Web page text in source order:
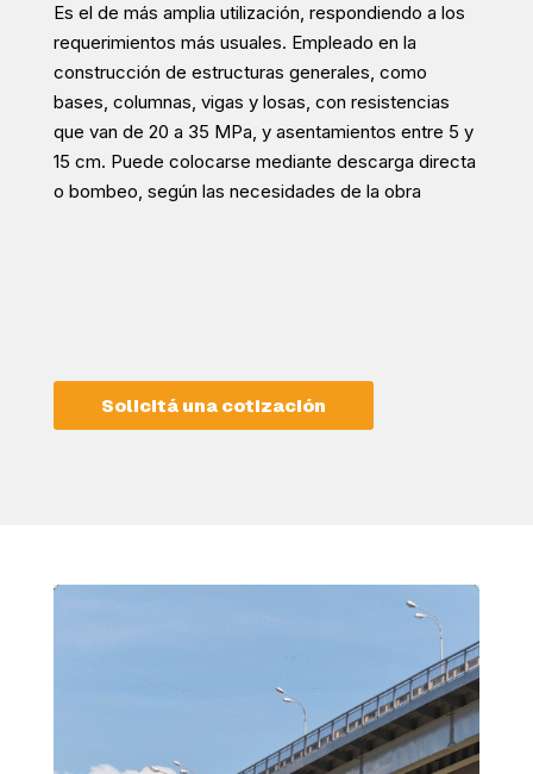
Es el de más amplia utilización, respondiendo a los
requerimientos más usuales. Empleado en la
construcción de estructuras generales, como
bases, columnas, vigas y losas, con resistencias
que van de 20 a 35 MPa, y asentamientos entre 5 y
15 cm. Puede colocarse mediante descarga directa
o bombeo, según las necesidades de la obra
Solicitá una cotización